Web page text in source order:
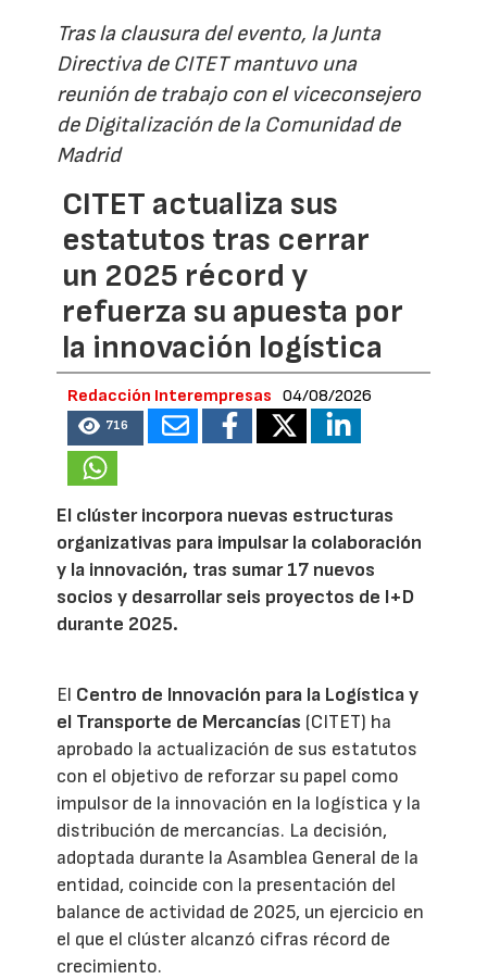
Tras la clausura del evento, la Junta
Directiva de CITET mantuvo una
reunión de trabajo con el viceconsejero
de Digitalización de la Comunidad de
Madrid
CITET actualiza sus
estatutos tras cerrar
un 2025 récord y
refuerza su apuesta por
la innovación logística
Redacción Interempresas 04/08/2026
716
El clúster incorpora nuevas estructuras
organizativas para impulsar la colaboración
y la innovación, tras sumar 17 nuevos
socios y desarrollar seis proyectos de I+D
durante 2025.
El Centro de Innovación para la Logística y
el Transporte de Mercancías (CITET) ha
aprobado la actualización de sus estatutos
con el objetivo de reforzar su papel como
impulsor de la innovación en la logística y la
distribución de mercancías. La decisión,
adoptada durante la Asamblea General de la
entidad, coincide con la presentación del
balance de actividad de 2025, un ejercicio en
el que el clúster alcanzó cifras récord de
crecimiento.